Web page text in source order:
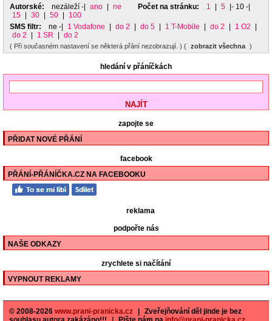
Autorské:
nezáleží -| ano ne Počet na stránku: 1 5
|- 10 -|
15
30 50
100
SMS filtr:
ne -| 1 Vodafone do 2 do 5 1 T-Mobile do 2 1 O2
do 2
1 SR do 2
( Při současném nastavení se některá přání nezobrazují. ) ( zobrazit všechna )
hledání v přáníčkách
zapojte se
PŘIDAT NOVÉ PŘÁNÍ
facebook
PŘÁNÍ-PŘÁNÍČKA.CZ NA FACEBOOKU
reklama
podpořte nás
NAŠE ODKAZY
zrychlete si načítání
VYPNOUT REKLAMY
© 2008-2026 www.prani-pranicka.cz
Zveřejňování děl jinde je bez